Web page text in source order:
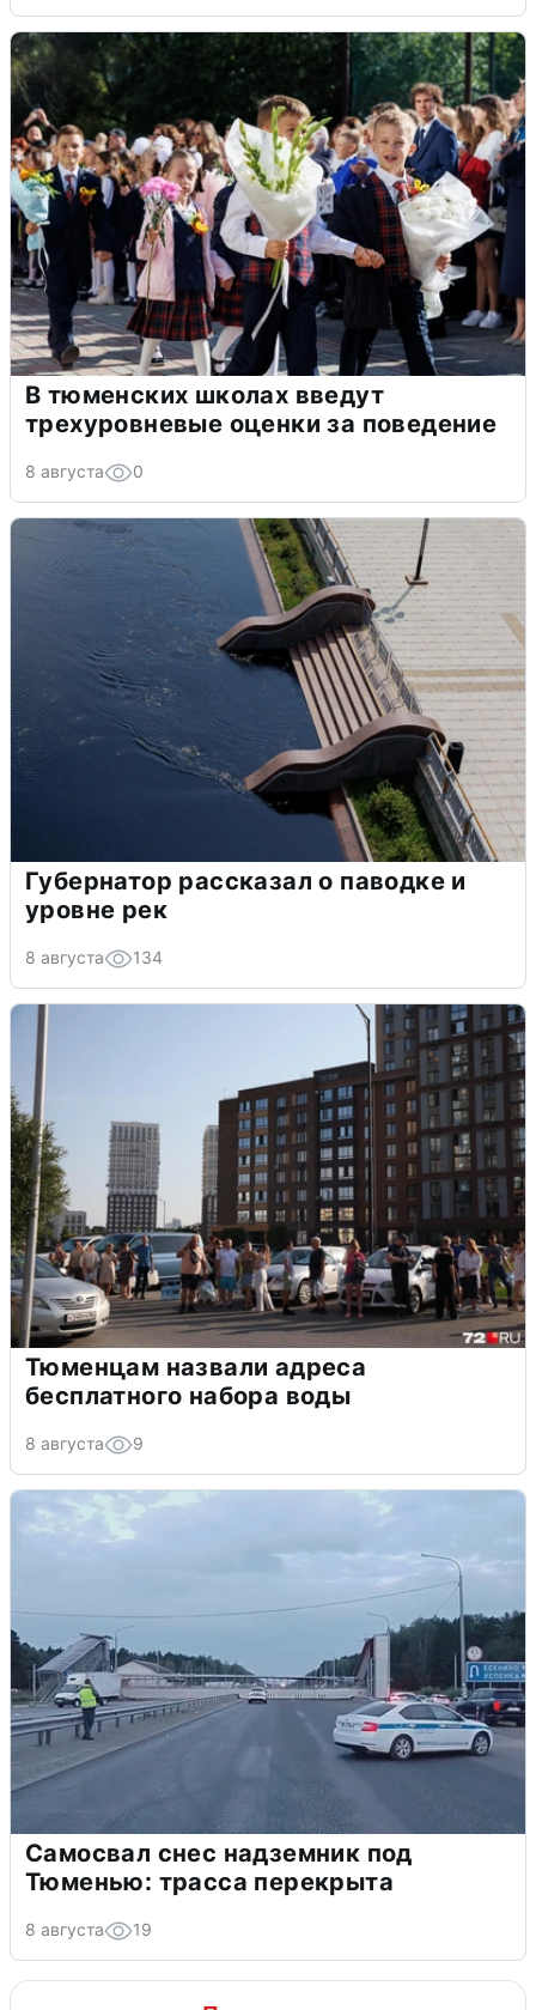
В тюменских школах введут
трехуровневые оценки за поведение
8 августа 0
Губернатор рассказал о паводке и
уровне рек
8 августа 134
Тюменцам назвали адреса
бесплатного набора воды
8 августа 9
Самосвал снес надземник под
Тюменью: трасса перекрыта
8 августа 19